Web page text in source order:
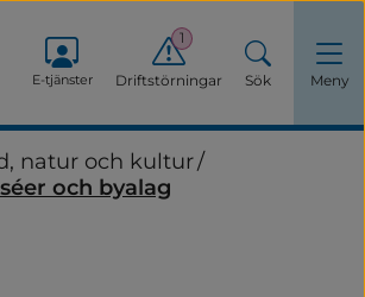
E-tjänster Driftstörningar
1
Sök Meny
natur och kultur/
och byalag